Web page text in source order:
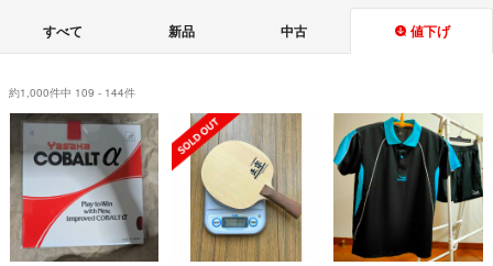
すべて 新品 中古 値下げ
約1,000件中 109 - 144件